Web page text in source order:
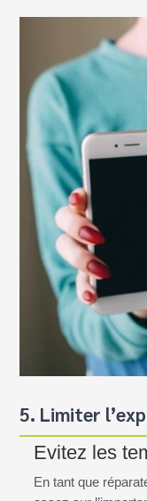
5. Limiter
Evitez les
En tant que